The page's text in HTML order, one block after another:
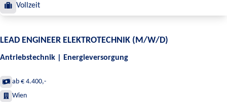
Vollzeit
LEAD ENGINEER ELEKTROTECHNIK (M/W/D)
Antriebstechnik | Energieversorgung
ab € 4.400,-
Wien